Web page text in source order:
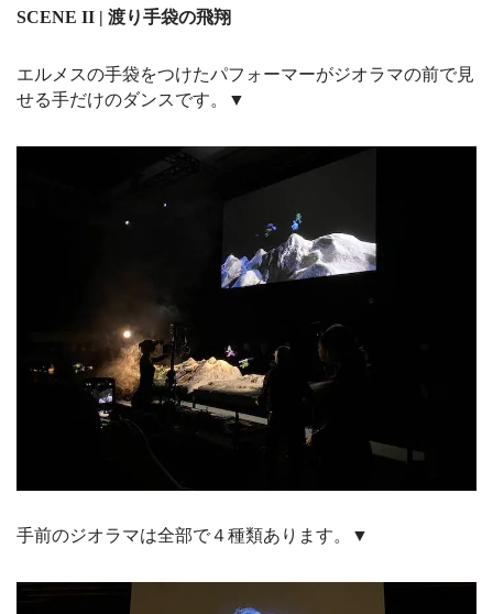
SCENE II | 渡り手袋の飛翔
エルメスの手袋をつけたパフォーマーがジオラマの前で見
せる手だけのダンスです。▼
手前のジオラマは全部で４種類あります。▼